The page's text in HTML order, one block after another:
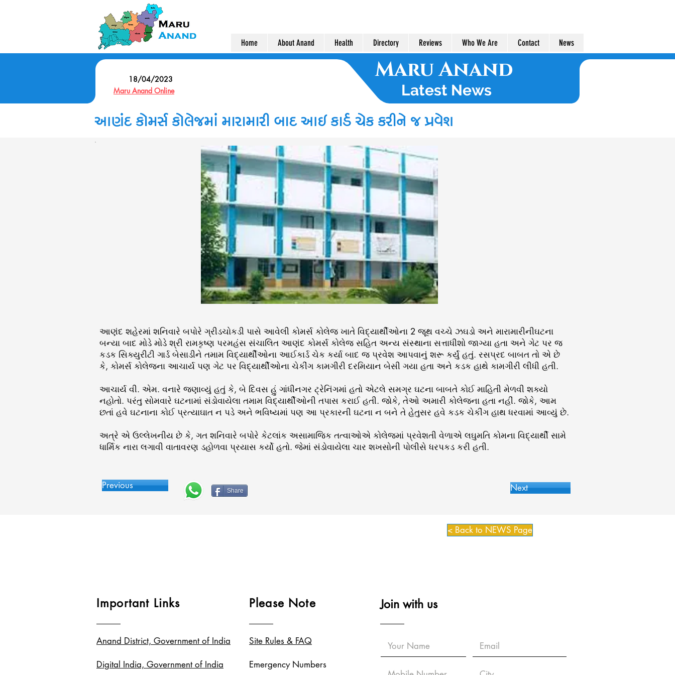
Home About Anand Health Directory Reviews Who We Are Contact News
18/04/2023
Maru Anand Online
Latest News
Maru Anand
આણંદ કોમર્સ કોલેજમાં મારામારી બાદ આઇ કાર્ડ ચેક કરીને જ પ્રવેશ
આણંદ શહેરમાં શનિવારે બપોરે ગ્રીડચોકડી પાસે આવેલી કોમર્સ કોલેજ ખાતે વિદ્યાર્થીઓના 2 જૂથ વચ્ચે ઝઘડો અને મારામારીનીઘટના
બન્યા બાદ મોડે મોડે શ્રી રામકૃષ્ણ પરમહંસ સંચાલિત આણંદ કોમર્સ કોલેજ સહિત અન્ય સંસ્થાના સત્તાધીશો જાગ્યા હતા અને ગેટ પર જ
કડક સિક્યુરીટી ગાર્ડ બેસાડીને તમામ વિદ્યાર્થીઓના આઈકાર્ડ ચેક કર્યા બાદ જ પ્રવેશ આપવાનું શરૂ કર્યું હતું. રસપ્રદ બાબત તો એ છે
કે, કોમર્સ કોલેજના આચાર્ય પણ ગેટ પર વિદ્યાર્થીઓના ચેકીંગ કામગીરી દરમિયાન બેસી ગયા હતા અને કડક હાથે કામગીરી લીધી હતી.
આચાર્ય વી. એમ. વનારે જણાવ્યું હતું કે, બે દિવસ હું ગાંધીનગર ટ્રેનિંગમાં હતો એટલે સમગ્ર ઘટના બાબતે કોઈ માહિતી મેળવી શક્યો
નહોતો. પરંતુ સોમવારે ઘટનામાં સંડોવાયેલા તમામ વિદ્યાર્થીઓની તપાસ કરાઈ હતી. જોકે, તેઓ અમારી કોલેજના હતા નહીં. જોકે, આમ
છતાં હવે ઘટનાના કોઈ પ્રત્યાઘાત ન પડે અને ભવિષ્યમાં પણ આ પ્રકારની ઘટના ન બને તે હેતુસર હવે કડક ચેકીંગ હાથ ધરવામાં આવ્યું છે.
અત્રે એ ઉલ્લેખનીય છે કે, ગત શનિવારે બપોરે કેટલાંક અસામાજિક તત્વાઓએ કોલેજમાં પ્રવેશતી વેળાએ લઘુમતિ કોમના વિદ્યાર્થી સામે
ધાર્મિક નારા લગાવી વાતાવરણ ડહોળવા પ્રયાસ કર્યો હતો. જેમાં સંડોવાયેલા ચાર શખસોની પોલીસે ધરપકડ કરી હતી.
Previous Share Next
< Back to NEWS Page
Important Links
Anand District, Government of India
Digital India, Government of India
Please Note Join with us
Site Rules & FAQ
Emergency Numbers